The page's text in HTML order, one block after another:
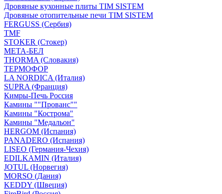
Дровяные кухонные плиты TIM SISTEM
Дровяные отопительные печи TIM SISTEM
FERGUSS (Сербия)
TMF
STOKER (Стокер)
МЕТА-БЕЛ
THORMA (Словакия)
ТЕРМОФОР
LA NORDICA (Италия)
SUPRA (Франция)
Кимры-Печь Россия
Камины ""Прованс""
Камины "Кострома"
Камины "Медальон"
HERGOM (Испания)
PANADERO (Испания)
LISEO (Германия-Чехия)
EDILKAMIN (Италия)
JOTUL (Норвегия)
MORSO (Дания)
KEDDY (Швеция)